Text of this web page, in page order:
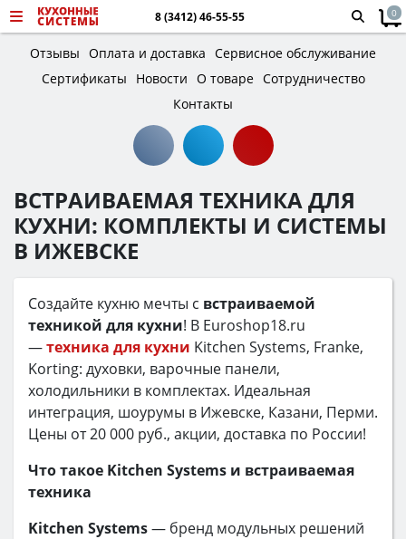
8 (3412) 46-55-55 0
Отзывы Оплата и доставка Сервисное обслуживание
Сертификаты
Новости О товаре Сотрудничество
Контакты
ВСТРАИВАЕМАЯ ТЕХНИКА ДЛЯ
КУХНИ: КОМПЛЕКТЫ И СИСТЕМЫ
В ИЖЕВСКЕ
Создайте кухню мечты с встраиваемой
техникой для кухни! В Euroshop18.ru
—техника для кухни Kitchen Systems, Franke,
Korting: духовки, варочные панели,
холодильники в комплектах. Идеальная
интеграция, шоурумы в Ижевске, Казани, Перми.
Цены от 20 000 руб., акции, доставка по России!
Что такое Kitchen Systems и встраиваемая
техника
Kitchen Systems— бренд модульных решений